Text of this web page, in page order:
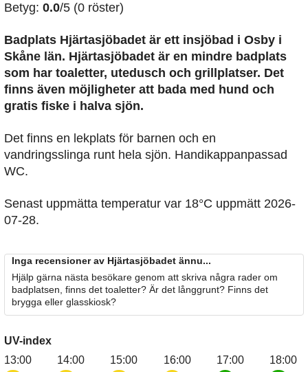
Betyg: 0.0/5 (0 röster)
Badplats Hjärtasjöbadet är ett insjöbad i Osby i
Skåne län. Hjärtasjöbadet är en mindre badplats
som har toaletter, utedusch och grillplatser. Det
finns även möjligheter att bada med hund och
gratis fiske i halva sjön.
Det finns en lekplats för barnen och en
vandringsslinga runt hela sjön. Handikappanpassad
WC.
Senast uppmätta temperatur var 18°C uppmätt 2026-
07-28.
Inga recensioner av Hjärtasjöbadet ännu...
Hjälp gärna nästa besökare genom att skriva några rader om
badplatsen, finns det toaletter? Är det långgrunt? Finns det
brygga eller glasskiosk?
UV-index
13:00
14:00
15:00
16:00
17:00
18:00